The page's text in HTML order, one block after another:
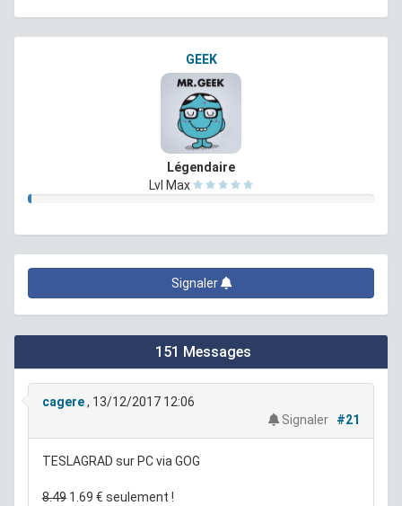
GEEK
Légendaire
Lvl Max
Signaler
151 Messages
cagere, 13/12/2017 12:06
Signaler
#21
TESLAGRAD sur PC via GOG
8.49 1.69 € seulement !